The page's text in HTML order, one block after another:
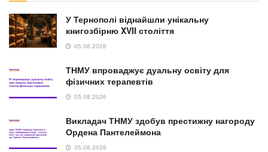
У Тернополі віднайшли унікальну
книгозбірню XVII століття
05.08.2026
ТНМУ впроваджує дуальну освіту для
фізичних терапевтів
05.08.2026
Викладач ТНМУ здобув престижну нагороду
Ордена Пантелеймона
05.08.2026